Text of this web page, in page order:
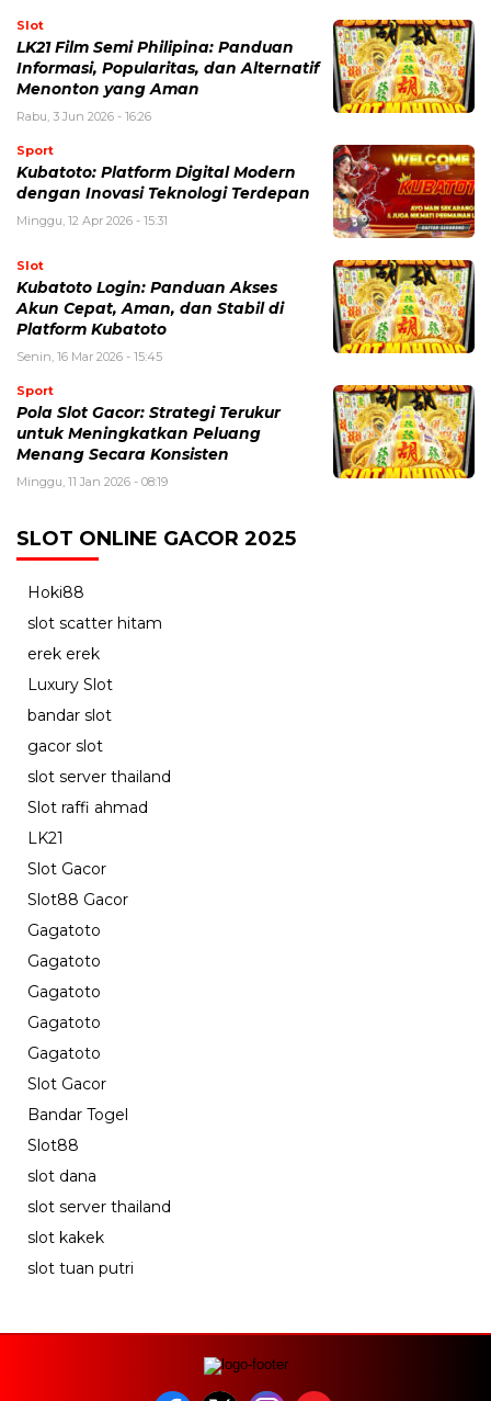
Slot
LK21 Film Semi Philipina: Panduan
Informasi, Popularitas, dan Alternatif
Menonton yang Aman
Rabu, 3 Jun 2026 - 16:26
Sport
Kubatoto: Platform Digital Modern
dengan Inovasi Teknologi Terdepan
Minggu, 12 Apr 2026 - 15:31
Slot
Kubatoto Login: Panduan Akses
Akun Cepat, Aman, dan Stabil di
Platform Kubatoto
Senin, 16 Mar 2026 - 15:45
Sport
Pola Slot Gacor: Strategi Terukur
untuk Meningkatkan Peluang
Menang Secara Konsisten
Minggu, 11 Jan 2026 - 08:19
SLOT ONLINE GACOR 2025
Hoki88
slot scatter hitam
erek erek
Luxury Slot
bandar slot
gacor slot
slot server thailand
Slot raffi ahmad
LK21
Slot Gacor
Slot88 Gacor
Gagatoto
Gagatoto
Gagatoto
Gagatoto
Gagatoto
Slot Gacor
Bandar Togel
Slot88
slot dana
slot server thailand
slot kakek
slot tuan putri